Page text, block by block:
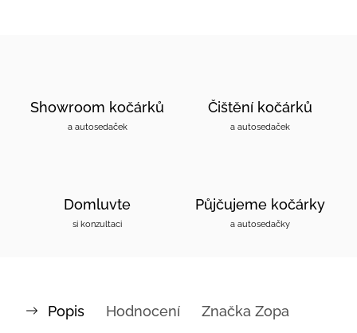
Showroom kočárků
a autosedaček
Čištění kočárků
a autosedaček
Domluvte
si konzultaci
Půjčujeme kočárky
a autosedačky
Popis Hodnocení Značka Zopa